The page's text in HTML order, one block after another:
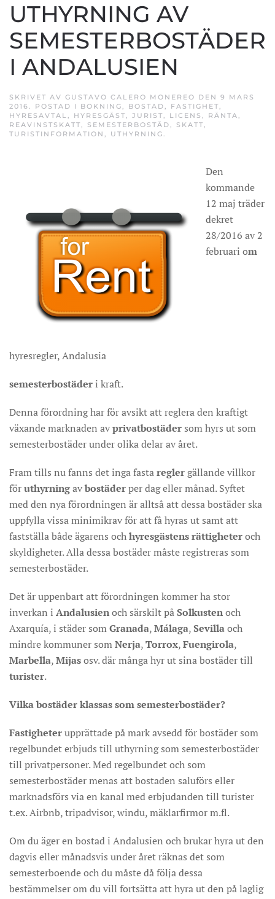
UTHYRNING AV
SEMESTERBOSTÄDER
I ANDALUSIEN
SKRIVET AV GUSTAVO CALERO MONEREO DEN 9 MARS
2016. POSTAD I BOKNING, BOSTAD, FASTIGHET,
HYRESAVTAL, HYRESGÄST, JURIST, LICENS , RÄNTA,
REAVINSTSKATT, SEMESTERBOSTÄD, SKATT,
TURISTINFORMATION , UTHYRNING.
hyresregler, Andalusia
Den
kommande
12 maj träder
dekret
28/2016 av 2
februari om
semesterbostäderi kraft.
Denna förordning har för avsikt att reglera den kraftigt
växande marknaden avprivatbostäder som hyrs ut som
semesterbostäder under olika delar av året.
Fram tills nu fanns det inga fastareglergällande villkor
föruthyrningavbostäderper dag eller månad. Syftet
med den nya förordningen är alltså att dessa bostäder ska
uppfylla vissa minimikrav för att få hyras ut samt att
fastställa både ägarens ochhyresgästensrättigheteroch
skyldigheter. Alla dessa bostäder måste registreras som
semesterbostäder.
Det är uppenbart att förordningen kommer ha stor
inverkan i Andalusienoch särskilt påSolkustenoch
Axarquía, i städer somGranada,Málaga,Sevillaoch
mindre kommuner somNerja,Torrox,Fuengirola,
Marbella,Mijasosv. där många hyr ut sina bostäder till
turister.
Vilka bostäder klassas som semesterbostäder?
Fastigheterupprättade på mark avsedd för bostäder som
regelbundet erbjuds till uthyrning som semesterbostäder
till privatpersoner. Med regelbundet och som
semesterbostäder menas att bostaden saluförs eller
marknadsförs via en kanal med erbjudanden till turister
t.ex. Airbnb, tripadvisor, windu, mäklarfirmor m.fl.
Om du äger en bostad i Andalusien och brukar hyra ut den
dagvis eller månadsvis under året räknas det som
semesterboende och du måste då följa dessa
bestämmelser om du vill fortsätta att hyra ut den på laglig